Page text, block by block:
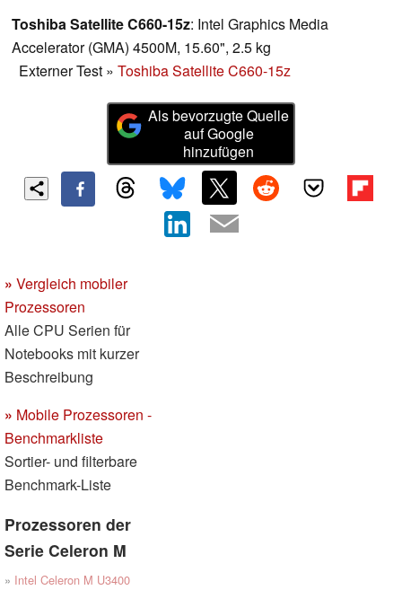
Toshiba Satellite C660-15z: Intel Graphics Media
Accelerator (GMA) 4500M, 15.60", 2.5 kg
Externer Test » Toshiba Satellite C660-15z
Als bevorzugte Quelle
auf Google
hinzufügen
» Vergleich mobiler
Prozessoren
Alle CPU Serien für
Notebooks mit kurzer
Beschreibung
» Mobile Prozessoren -
Benchmarkliste
Sortier- und filterbare
Benchmark-Liste
Prozessoren der
Serie Celeron M
» Intel Celeron M U3400